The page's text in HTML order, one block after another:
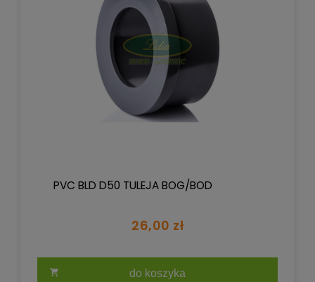
PVC BLD D50 TULEJA BOG/BOD
26,00 zł
do koszyka